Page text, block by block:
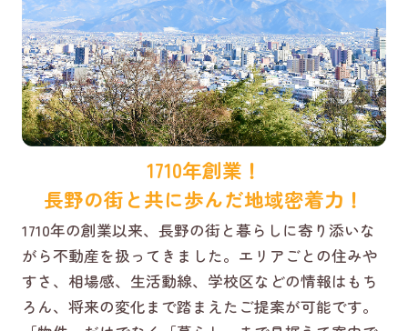
1710年創業！
長野の街と共に歩んだ地域密着力！
1710年の創業以来、長野の街と暮らしに寄り添いな
がら不動産を扱ってきました。エリアごとの住みや
すさ、相場感、生活動線、学校区などの情報はもち
ろん、将来の変化まで踏まえたご提案が可能です。